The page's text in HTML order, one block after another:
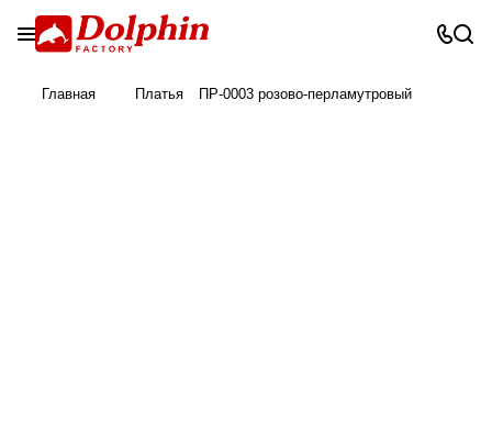
Главная Платья ПР-0003 розово-перламутровый